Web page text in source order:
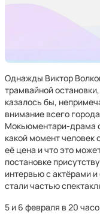
Однажды Виктор
трамвайной
казалось бы,
внимание всего
Мокьюментари-драма
какой момент человек
её цена и что это
постановке
интервью с актёрами
стали частью
5 и 6 февраля в 20